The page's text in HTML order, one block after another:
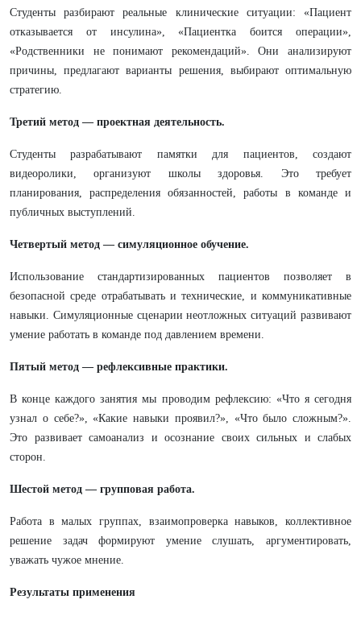
Студенты разбирают реальные клинические ситуации: «Пациент
отказывается от инсулина», «Пациентка боится операции»,
«Родственники не понимают рекомендаций». Они анализируют
причины, предлагают варианты решения, выбирают оптимальную
стратегию.
Третий метод — проектная деятельность.
Студенты разрабатывают памятки для пациентов, создают
видеоролики, организуют школы здоровья. Это требует
планирования, распределения обязанностей, работы в команде и
публичных выступлений.
Четвертый метод — симуляционное обучение.
Использование стандартизированных пациентов позволяет в
безопасной среде отрабатывать и технические, и коммуникативные
навыки. Симуляционные сценарии неотложных ситуаций развивают
умение работать в команде под давлением времени.
Пятый метод — рефлексивные практики.
В конце каждого занятия мы проводим рефлексию: «Что я сегодня
узнал о себе?», «Какие навыки проявил?», «Что было сложным?».
Это развивает самоанализ и осознание своих сильных и слабых
сторон.
Шестой метод — групповая работа.
Работа в малых группах, взаимопроверка навыков, коллективное
решение задач формируют умение слушать, аргументировать,
уважать чужое мнение.
Результаты применения